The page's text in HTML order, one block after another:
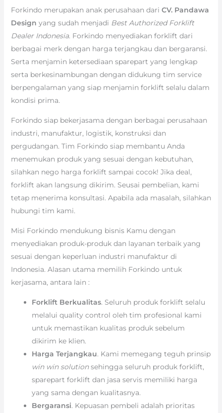
Forkindo merupakan anak perusahaan dari CV. Pandawa
Design yang sudah menjadi Best Authorized Forklift
Dealer Indonesia. Forkindo menyediakan forklift dari
berbagai merk dengan harga terjangkau dan bergaransi.
Serta menjamin ketersediaan sparepart yang lengkap
serta berkesinambungan dengan didukung tim service
berpengalaman yang siap menjamin forklift selalu dalam
kondisi prima.
Forkindo siap bekerjasama dengan berbagai perusahaan
industri, manufaktur, logistik, konstruksi dan
pergudangan. Tim Forkindo siap membantu Anda
menemukan produk yang sesuai dengan kebutuhan,
silahkan nego harga forklift sampai cocok! Jika deal,
forklift akan langsung dikirim. Seusai pembelian, kami
tetap menerima konsultasi. Apabila ada masalah, silahkan
hubungi tim kami.
Misi Forkindo mendukung bisnis Kamu dengan
menyediakan produk-produk dan layanan terbaik yang
sesuai dengan keperluan industri manufaktur di
Indonesia. Alasan utama memilih Forkindo untuk
kerjasama, antara lain :
Forklift Berkualitas. Seluruh produk forklift selalu
melalui quality control oleh tim profesional kami
untuk memastikan kualitas produk sebelum
dikirim ke klien.
Harga Terjangkau. Kami memegang teguh prinsip
win win solutionsehingga seluruh produk forklift,
sparepart forklift dan jasa servis memiliki harga
yang sama dengan kualitasnya.
Bergaransi. Kepuasan pembeli adalah prioritas